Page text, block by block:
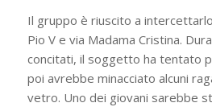
Il gruppo è riuscito a
Pio V e via Madama Cristina.
concitati, il soggetto ha tentato
poi avrebbe minacciato alcuni
vetro. Uno dei giovani sarebbe